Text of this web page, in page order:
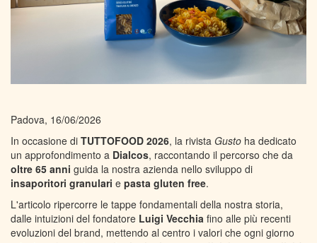
Padova, 16/06/2026
In occasione di TUTTOFOOD 2026, la rivista Gusto ha dedicato
un approfondimento a Dialcos, raccontando il percorso che da
oltre 65 anni guida la nostra azienda nello sviluppo di
insaporitori granulari e pasta gluten free.
L'articolo ripercorre le tappe fondamentali della nostra storia,
dalle intuizioni del fondatore Luigi Vecchia fino alle più recenti
evoluzioni del brand, mettendo al centro i valori che ogni giorno